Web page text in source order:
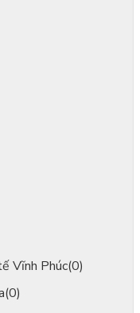
Vĩnh Phúc(0)
(0)